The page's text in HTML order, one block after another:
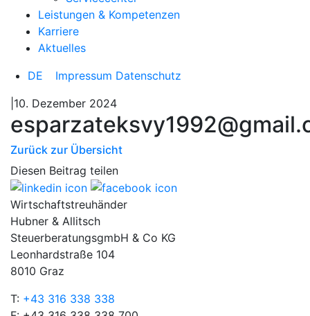
Leistungen & Kompetenzen
Karriere
Aktuelles
DE
Impressum Datenschutz
|10. Dezember 2024
Zurück zur Übersicht
Diesen Beitrag teilen
Wirtschaftstreuhänder
Hubner & Allitsch
SteuerberatungsgmbH & Co KG
Leonhardstraße 104
8010 Graz
T: +43 316 338 338